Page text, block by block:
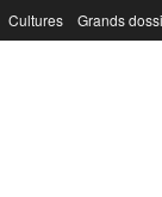
Cultures Grands